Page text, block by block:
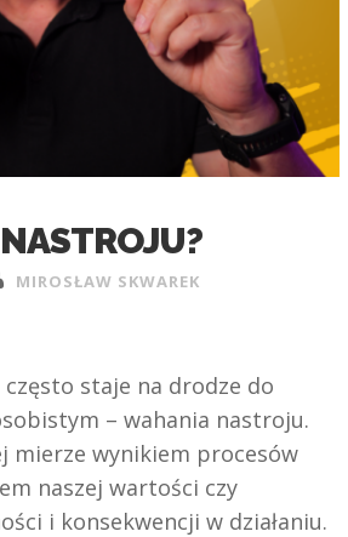
MIROSŁAW SKWAREK
staje na drodze do
– wahania nastroju.
mierze wynikiem procesów
naszej wartości czy
i konsekwencji w działaniu.